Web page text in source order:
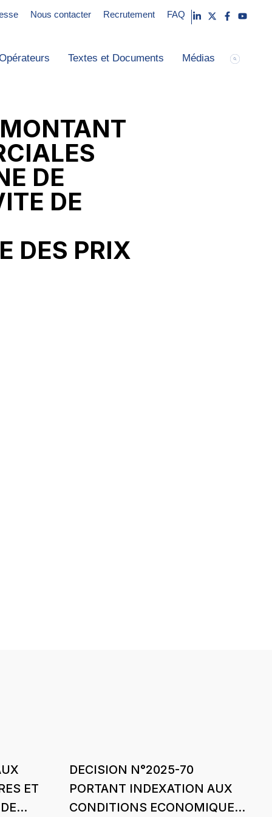
Nous contacter Recrutement FAQ
Textes et Documents Médias
DE
DE
DES PRIX
ET
DECISION N°2025-70
PORTANT INDEXATION AUX
CONDITIONS ECONOMIQUES